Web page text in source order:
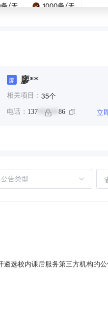
廖 廖**
相关项目： 35个
电话： 137 ****** 86 立
选校内课后服务第三方机构的
、遴选原则坚持公益自愿、